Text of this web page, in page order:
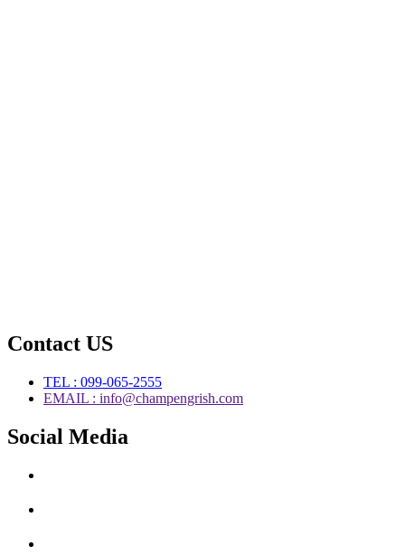
Contact US
TEL : 099-065-2555
EMAIL : info@champengrish.com
Social Media